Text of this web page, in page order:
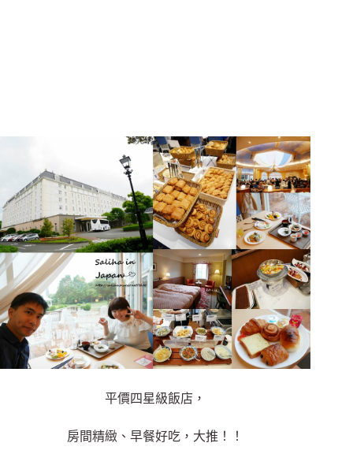
平價四星級飯店，
房間精緻、早餐好吃，大推！！